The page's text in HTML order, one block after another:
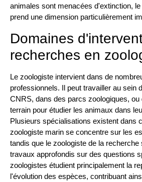
animales sont menacées d'extinction,
prend une dimension particulièrement
Domaines
recherches en
Le zoologiste intervient dans de
professionnels. Il peut travailler au sein
CNRS, dans des parcs zoologiques,
terrain pour étudier les animaux dans
Plusieurs spécialisations existent dans
zoologiste marin se concentre sur les
tandis que le zoologiste de la recherche
travaux approfondis sur des questions
zoologistes étudient principalement la
l'évolution des espèces, contribuant